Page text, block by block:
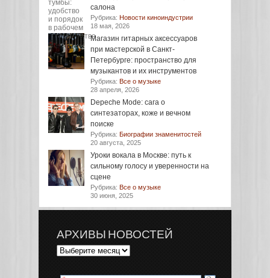
салона
Рубрика: Новости киноиндустрии
18 мая, 2026
Магазин гитарных аксессуаров
при мастерской в Санкт-
Петербурге: пространство для
музыкантов и их инструментов
Рубрика: Все о музыке
28 апреля, 2026
Depeche Mode: сага о
синтезаторах, коже и вечном
поиске
Рубрика: Биографии знаменитостей
20 августа, 2025
Уроки вокала в Москве: путь к
сильному голосу и уверенности на
сцене
Рубрика: Все о музыке
30 июня, 2025
АРХИВЫ НОВОСТЕЙ